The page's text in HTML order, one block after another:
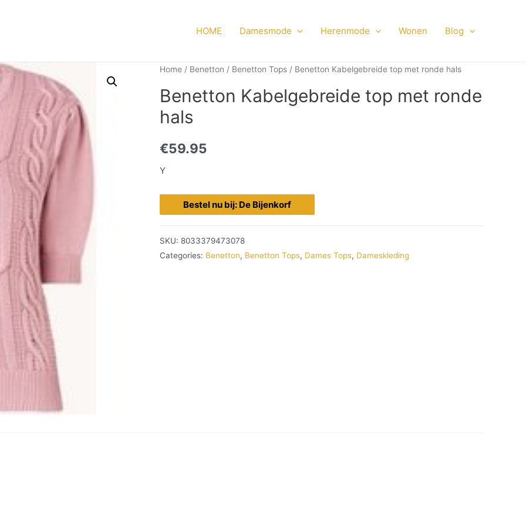
HOME Damesmode Herenmode Wonen Blog
Home / Benetton / Benetton Tops / Benetton Kabelgebreide top met ronde hals
Benetton Kabelgebreide top met ronde
hals
€59.95
Y
Bestel nu bij: De Bijenkorf
SKU: 8033379473078
Categories: Benetton, Benetton Tops, Dames Tops, Dameskleding